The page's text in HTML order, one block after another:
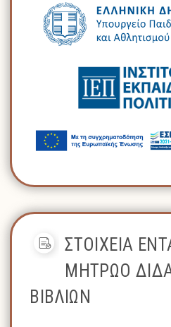
ΣΤΟΙΧΕΙΑ
ΜΗΤΡΩΟ
ΒΙΒΛΙΩΝ